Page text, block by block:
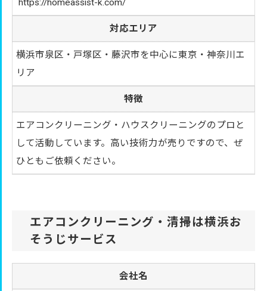
https://homeassist-k.com/
対応エリア
横浜市泉区・戸塚区・藤沢市を中心に東京・神奈川エ
リア
特徴
エアコンクリーニング・ハウスクリーニングのプロと
して活動しています。高い技術力が売りですので、ぜ
ひともご依頼ください。
エアコンクリーニング・清掃は横浜お
そうじサービス
会社名